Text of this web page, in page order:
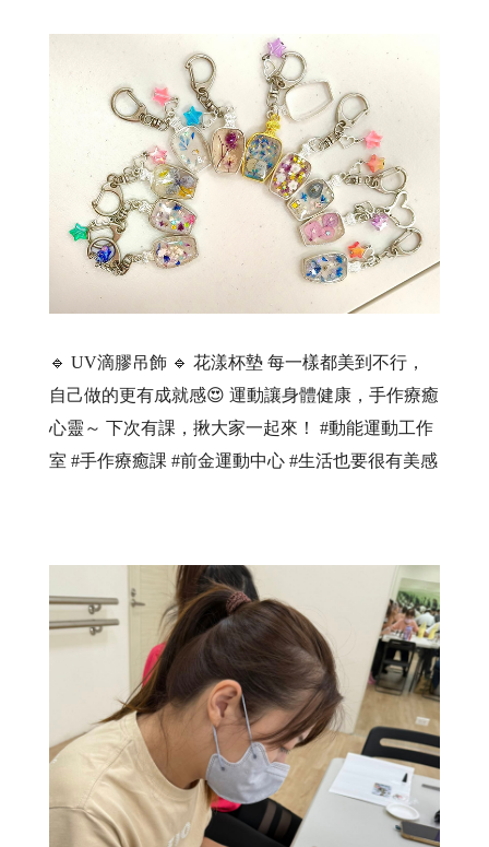
🔹 UV滴膠吊飾 🔹 花漾杯墊 每一樣都美到不行，
自己做的更有成就感😍 運動讓身體健康，手作療癒
心靈～ 下次有課，揪大家一起來！ #動能運動工作
室 #手作療癒課 #前金運動中心 #生活也要很有美感